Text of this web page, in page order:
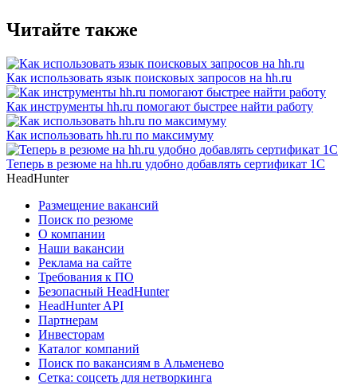
Читайте также
Как использовать язык поисковых запросов на hh.ru
Как инструменты hh.ru помогают быстрее найти работу
Как использовать hh.ru по максимуму
Теперь в резюме на hh.ru удобно добавлять сертификат 1С
HeadHunter
Размещение вакансий
Поиск по резюме
О компании
Наши вакансии
Реклама на сайте
Требования к ПО
Безопасный HeadHunter
HeadHunter API
Партнерам
Инвесторам
Каталог компаний
Поиск по вакансиям в Альменево
Сетка: соцсеть для нетворкинга